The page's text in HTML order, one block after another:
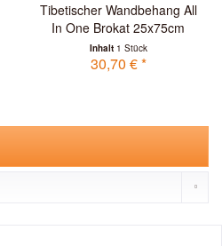
Tibetischer Wandbehang All
In One Brokat 25x75cm
Inhalt 1 Stück
30,70 € *